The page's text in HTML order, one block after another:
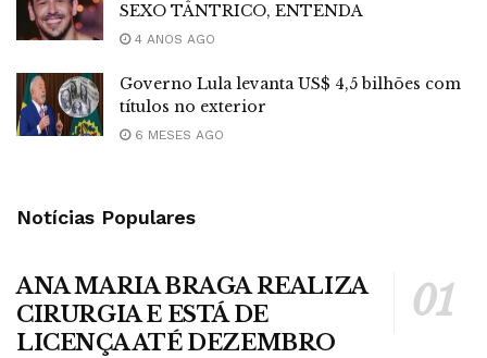
SEXO TÂNTRICO, ENTENDA
4 ANOS AGO
Governo Lula levanta US$ 4,5 bilhões com
títulos no exterior
6 MESES AGO
Notícias Populares
ANA MARIA BRAGA REALIZA
CIRURGIA E ESTÁ DE
LICENÇA ATÉ DEZEMBRO